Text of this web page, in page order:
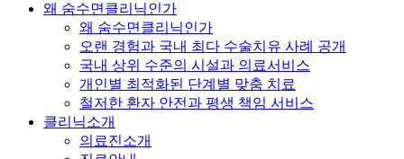
왜 숨수면클리닉인가
왜 숨수면클리닉인가
오랜 경험과 국내 최다 수술치유 사례 공개
국내 상위 수준의 시설과 의료서비스
개인별 최적화된 단계별 맞춤 치료
철저한 환자 안전과 평생 책임 서비스
클리닉소개
의료진소개